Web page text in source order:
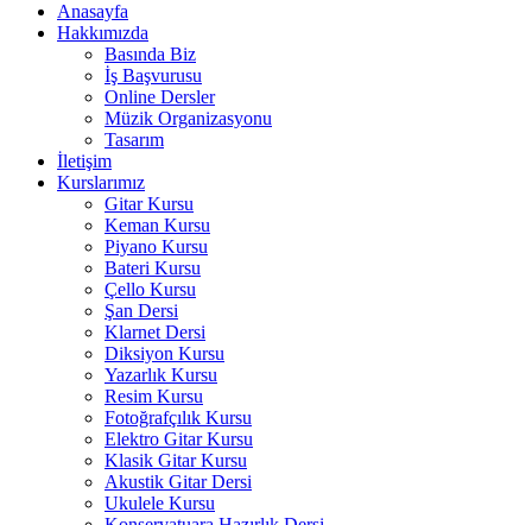
Anasayfa
Hakkımızda
Basında Biz
İş Başvurusu
Online Dersler
Müzik Organizasyonu
Tasarım
İletişim
Kurslarımız
Gitar Kursu
Keman Kursu
Piyano Kursu
Bateri Kursu
Çello Kursu
Şan Dersi
Klarnet Dersi
Diksiyon Kursu
Yazarlık Kursu
Resim Kursu
Fotoğrafçılık Kursu
Elektro Gitar Kursu
Klasik Gitar Kursu
Akustik Gitar Dersi
Ukulele Kursu